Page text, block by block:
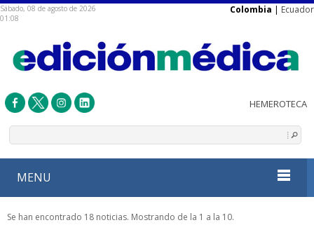
Sábado, 08 de agosto de 2026
01:08
Colombia | Ecuador
MENU
Se han encontrado 18 noticias. Mostrando de la 1 a la 10.